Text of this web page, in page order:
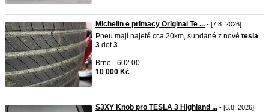
Michelin e primacy Original Te ... - [7.8. 2026]
Pneu mají najeté cca 20km, sundané z nové tesla
3 dot3 ...
Brno - 602 00
10 000 Kč
S3XY Knob pro TESLA 3 Highland ... - [6.8. 2026]